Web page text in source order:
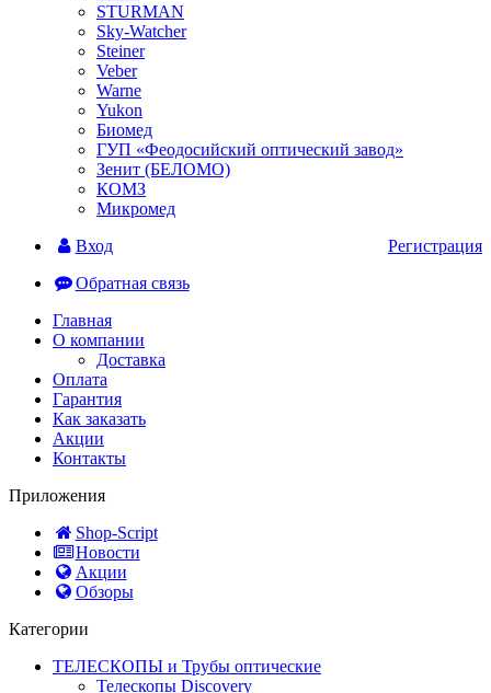
STURMAN
Sky-Watcher
Steiner
Veber
Warne
Yukon
Биомед
ГУП «Феодосийский оптический завод»
Зенит (БЕЛОМО)
КОМЗ
Микромед
Регистрация
Вход
Обратная связь
Главная
О компании
Доставка
Оплата
Гарантия
Как заказать
Акции
Контакты
Приложения
Shop-Script
Новости
Акции
Обзоры
Категории
ТЕЛЕСКОПЫ и Трубы оптические
Телескопы Discovery